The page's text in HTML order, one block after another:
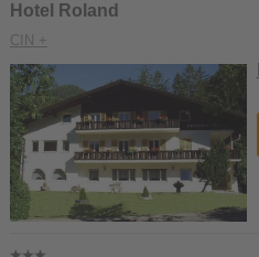
Hotel Roland
CIN +